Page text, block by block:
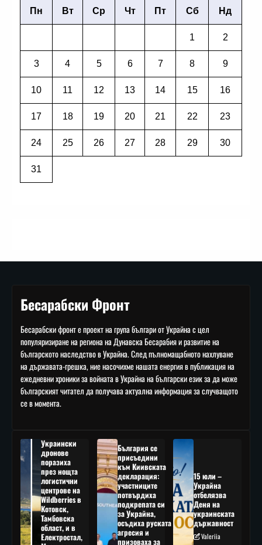
Пн Вт Ср Чт Пт Сб Нд
1 2
3 4 5 6 7 8 9
10 11 12 13 14 15 16
17 18 19 20 21 22 23
24 25 26 27 28 29 30
31
Бесарабски Фронт
Бесарабски фронт е проект на група българи от Украйна с цел
популяризиране на региона на Дунавска Бесарабия и развитие на
българското наследство в Украйна. След пълномащабното нахлуване
на държавата-грешка, ние насочихме нашата енергия в публикация на
ежедневни хроники за войната в Украйна на български език за да може
българският читател да получава актуална информация за случващото
се в момента.
Украински
дронове
поразиха
през нощта
логистични
центрове на
Wildberries в
Котовск,
Тамбовска
област, и в
Електростал,
България се
присъедини
към Киивската
декларация:
участниците
потвърдиха
подкрепата си
за Украйна,
осъдиха руската
агресия и
призоваха за
15 юли –
Украйна
отбелязва
Деня на
украинската
държавност
Valeriia